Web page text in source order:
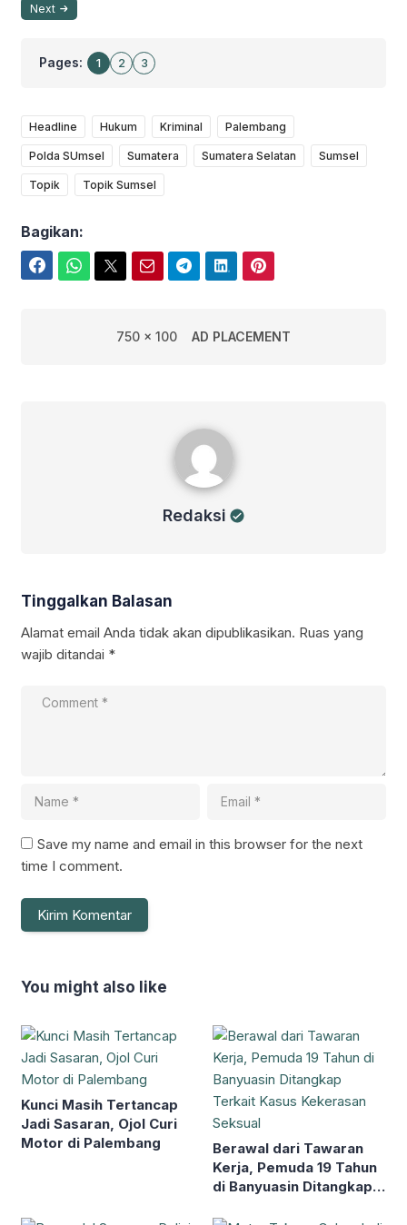
Next
Pages: 1 2 3
Headline Hukum Kriminal Palembang
Polda SUmsel Sumatera Sumatera Selatan Sumsel
Topik Topik Sumsel
Bagikan:
750 x 100 AD PLACEMENT
Redaksi
Tinggalkan Balasan
Alamat email Anda tidak akan dipublikasikan. Ruas yang
wajib ditandai *
Save my name and email in this browser for the next
time I comment.
You might also like
Kunci Masih Tertancap
Jadi Sasaran, Ojol Curi
Motor di Palembang
Berawal dari Tawaran
Kerja, Pemuda 19 Tahun
di Banyuasin Ditangkap